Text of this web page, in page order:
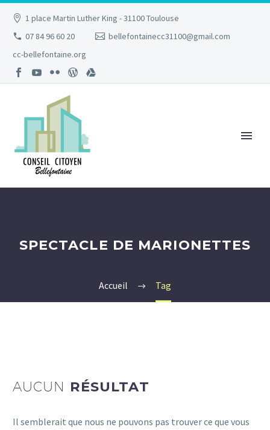
1 place Martin Luther King - 31100 Toulouse
07 84 96 60 20
bellefontainecc31100@gmail.com
cc-bellefontaine.org
SPECTACLE DE MARIONETTES
Accueil Tag
AUCUN RÉSULTAT
Il semblerait que nous ne pouvons pas trouver ce que vous